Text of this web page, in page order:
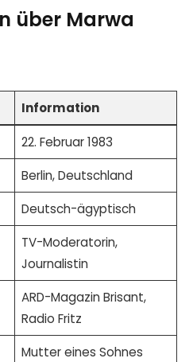
über Marwa
Information
22. Februar 1983
Berlin, Deutschland
Deutsch-ägyptisch
TV-Moderatorin,
Journalistin
ARD-Magazin Brisant,
Radio Fritz
Mutter eines Sohnes